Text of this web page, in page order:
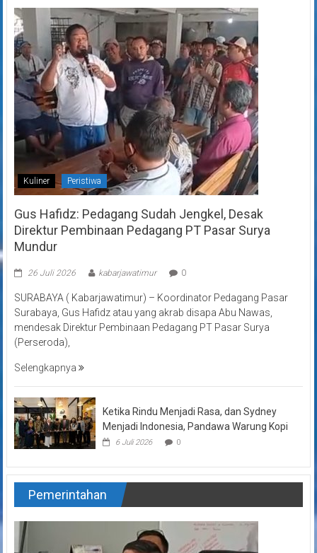
Kuliner Peristiwa
Gus Hafidz: Pedagang Sudah Jengkel, Desak
Direktur Pembinaan Pedagang PT Pasar Surya
Mundur
26 Juli 2026 kabarjawatimur 0
SURABAYA ( Kabarjawatimur) – Koordinator Pedagang Pasar
Surabaya, Gus Hafidz atau yang akrab disapa Abu Nawas,
mendesak Direktur Pembinaan Pedagang PT Pasar Surya
(Perseroda),
Selengkapnya
Ketika Rindu Menjadi Rasa, dan Sydney
Menjadi Indonesia, Pandawa Warung Kopi
6 Juli 2026 0
Pemerintahan